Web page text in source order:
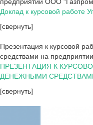
Доклад к курсовой работе
[свернуть]
Презентация к курсовой
средствами на
ПРЕЗЕНТАЦИЯ К
ДЕНЕЖНЫМИ
[свернуть]